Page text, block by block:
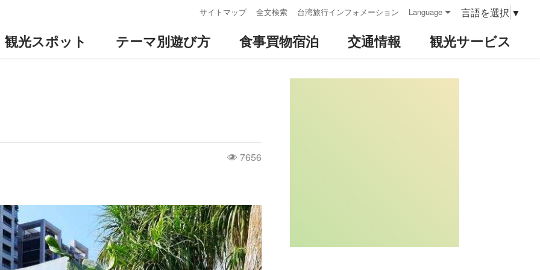
サイトマップ 全文検索 台湾旅行インフォメーション Language 言語を選択 ▼
観光スポット テーマ別遊び方 食事買物宿泊 交通情報 観光サービス
7656